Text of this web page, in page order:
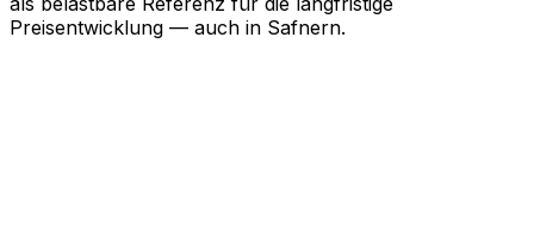
Preisentwicklung — auch in Safnern.